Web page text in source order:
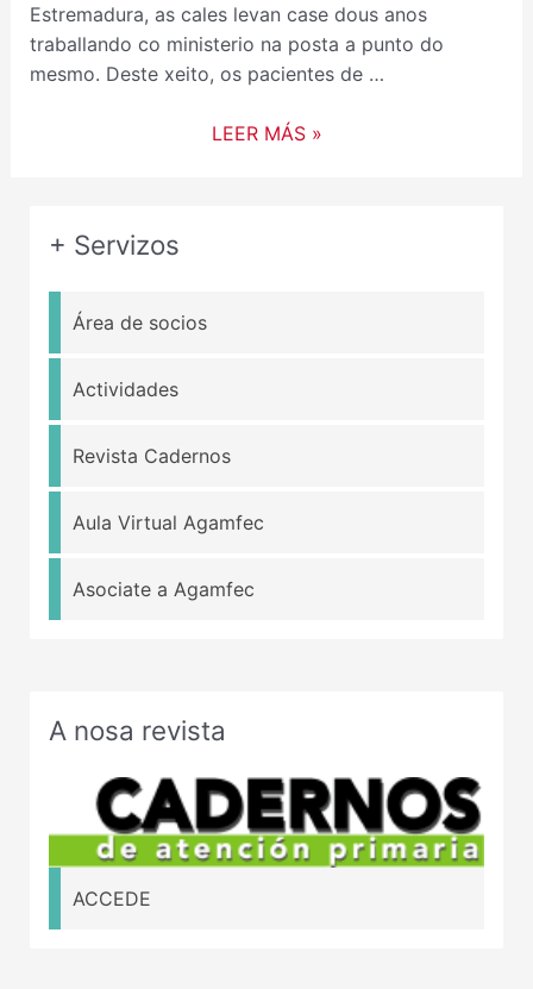
Estremadura, as cales levan case dous anos
traballando co ministerio na posta a punto do
mesmo. Deste xeito, os pacientes de …
LEER MÁS »
+ Servizos
Área de socios
Actividades
Revista Cadernos
Aula Virtual Agamfec
Asociate a Agamfec
A nosa revista
ACCEDE